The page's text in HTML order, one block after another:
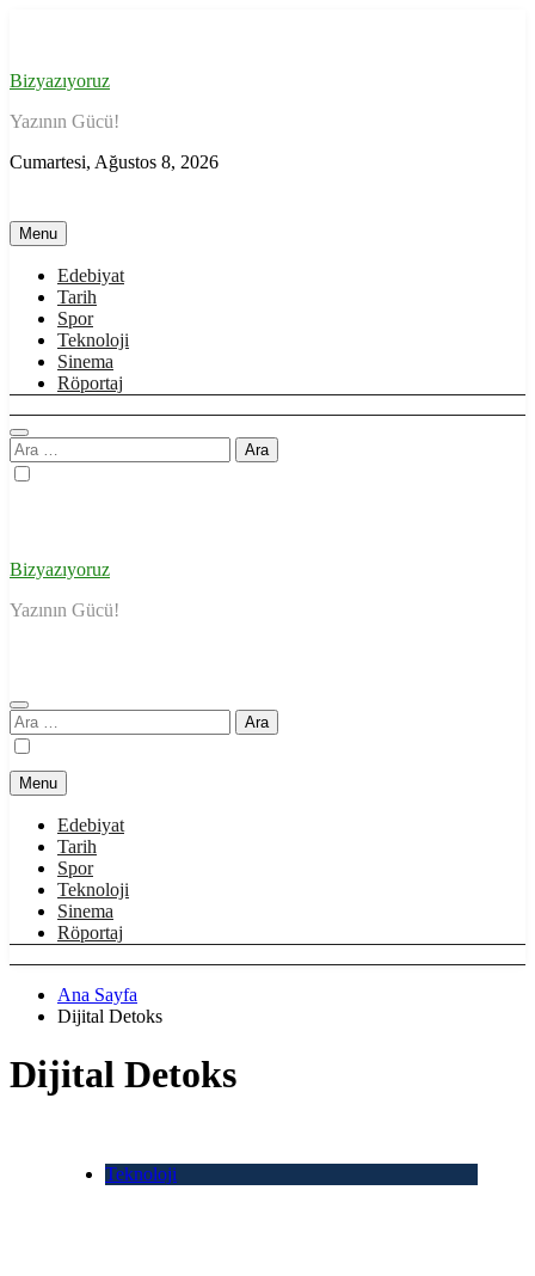
Bizyazıyoruz
Yazının Gücü!
Cumartesi, Ağustos 8, 2026
Menu
Edebiyat
Tarih
Spor
Teknoloji
Sinema
Röportaj
Arama:
Bizyazıyoruz
Yazının Gücü!
Arama:
Menu
Edebiyat
Tarih
Spor
Teknoloji
Sinema
Röportaj
Ana Sayfa
Dijital Detoks
Dijital Detoks
Teknoloji